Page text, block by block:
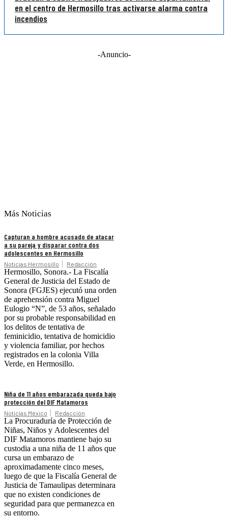
en el centro de Hermosillo tras activarse alarma contra
incendios
-Anuncio-
Más Noticias
Capturan a hombre acusado de atacar
a su pareja y disparar contra dos
adolescentes en Hermosillo
Noticias Hermosillo Redacción
Hermosillo, Sonora.- La Fiscalía
General de Justicia del Estado de
Sonora (FGJES) ejecutó una orden
de aprehensión contra Miguel
Eulogio “N”, de 53 años, señalado
por su probable responsabilidad en
los delitos de tentativa de
feminicidio, tentativa de homicidio
y violencia familiar, por hechos
registrados en la colonia Villa
Verde, en Hermosillo.
Niña de 11 años embarazada queda bajo
protección del DIF Matamoros
Noticias México Redacción
La Procuraduría de Protección de
Niñas, Niños y Adolescentes del
DIF Matamoros mantiene bajo su
custodia a una niña de 11 años que
cursa un embarazo de
aproximadamente cinco meses,
luego de que la Fiscalía General de
Justicia de Tamaulipas determinara
que no existen condiciones de
seguridad para que permanezca en
su entorno.